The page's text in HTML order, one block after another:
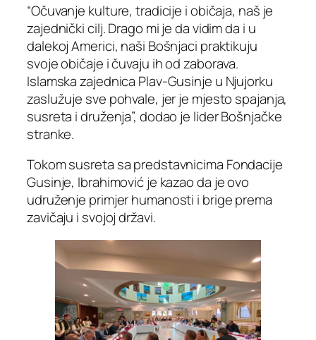
“Očuvanje kulture, tradicije i običaja, naš je
zajednički cilj. Drago mi je da vidim da i u
dalekoj Americi, naši Bošnjaci praktikuju
svoje običaje i čuvaju ih od zaborava.
Islamska zajednica Plav-Gusinje u Njujorku
zaslužuje sve pohvale, jer je mjesto spajanja,
susreta i druženja”, dodao je lider Bošnjačke
stranke.
Tokom susreta sa predstavnicima Fondacije
Gusinje, Ibrahimović je kazao da je ovo
udruženje primjer humanosti i brige prema
zavičaju i svojoj državi.